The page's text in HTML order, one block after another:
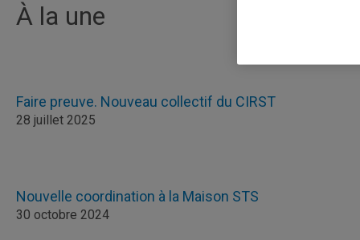
À la une
Faire preuve. Nouveau collectif du CIRST
28 juillet 2025
Nouvelle coordination à la Maison STS
30 octobre 2024